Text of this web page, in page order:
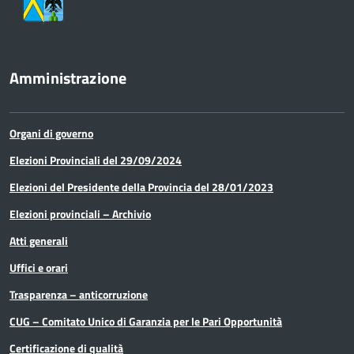
Amministrazione
Organi di governo
Elezioni Provinciali del 29/09/2024
Elezioni del Presidente della Provincia del 28/01/2023
Elezioni provinciali – Archivio
Atti generali
Uffici e orari
Trasparenza – anticorruzione
CUG – Comitato Unico di Garanzia per le Pari Opportunità
Certificazione di qualità